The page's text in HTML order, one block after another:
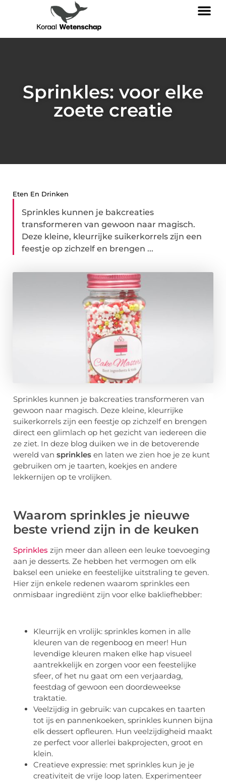
Sprinkles: voor elke
zoete creatie
Eten En Drinken
Sprinkles kunnen je bakcreaties
transformeren van gewoon naar magisch.
Deze kleine, kleurrijke suikerkorrels zijn een
feestje op zichzelf en brengen ...
Sprinkles kunnen je bakcreaties transformeren van
gewoon naar magisch. Deze kleine, kleurrijke
suikerkorrels zijn een feestje op zichzelf en brengen
direct een glimlach op het gezicht van iedereen die
ze ziet. In deze blog duiken we in de betoverende
wereld van sprinkles en laten we zien hoe je ze kunt
gebruiken om je taarten, koekjes en andere
lekkernijen op te vrolijken.
Waarom sprinkles je nieuwe
beste vriend zijn in de keuken
Sprinkles zijn meer dan alleen een leuke toevoeging
aan je desserts. Ze hebben het vermogen om elk
baksel een unieke en feestelijke uitstraling te geven.
Hier zijn enkele redenen waarom sprinkles een
onmisbaar ingrediënt zijn voor elke bakliefhebber:
Kleurrijk en vrolijk: sprinkles komen in alle
kleuren van de regenboog en meer! Hun
levendige kleuren maken elke hap visueel
aantrekkelijk en zorgen voor een feestelijke
sfeer, of het nu gaat om een verjaardag,
feestdag of gewoon een doordeweekse
traktatie.
Veelzijdig in gebruik: van cupcakes en taarten
tot ijs en pannenkoeken, sprinkles kunnen bijna
elk dessert opfleuren. Hun veelzijdigheid maakt
ze perfect voor allerlei bakprojecten, groot en
klein.
Creatieve expressie: met sprinkles kun je je
creativiteit de vrije loop laten. Experimenteer